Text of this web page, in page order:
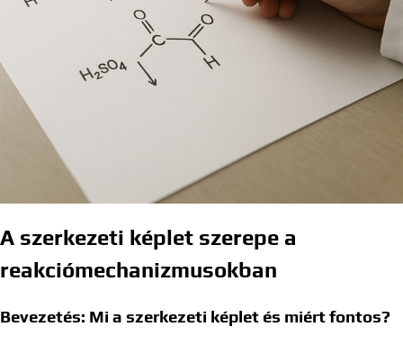
A szerkezeti képlet szerepe a
reakciómechanizmusokban
Bevezetés: Mi a szerkezeti képlet és miért fontos?